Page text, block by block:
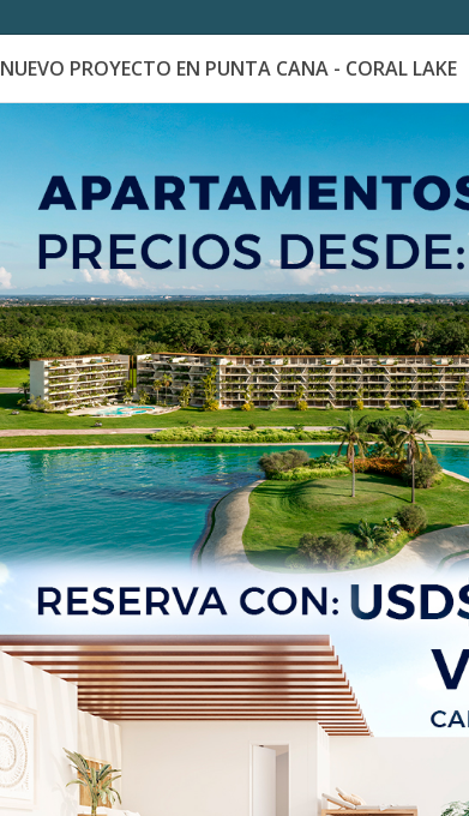
Explora Propiedades Catálogo de Proyectos
NUEVO PROYECTO EN PUNTA CANA - CORAL LAKE